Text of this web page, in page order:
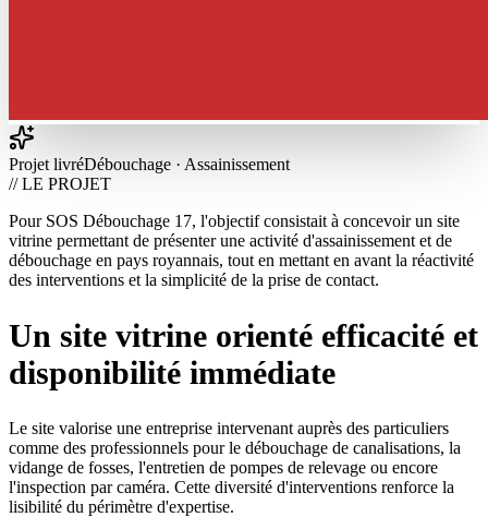
Projet livréDébouchage · Assainissement
// LE PROJET
Pour SOS Débouchage 17, l'objectif consistait à concevoir un site
vitrine permettant de présenter une activité d'assainissement et de
débouchage en pays royannais, tout en mettant en avant la réactivité
des interventions et la simplicité de la prise de contact.
Un site vitrine orienté efficacité et
disponibilité immédiate
Le site valorise une entreprise intervenant auprès des particuliers
comme des professionnels pour le débouchage de canalisations, la
vidange de fosses, l'entretien de pompes de relevage ou encore
l'inspection par caméra. Cette diversité d'interventions renforce la
lisibilité du périmètre d'expertise.